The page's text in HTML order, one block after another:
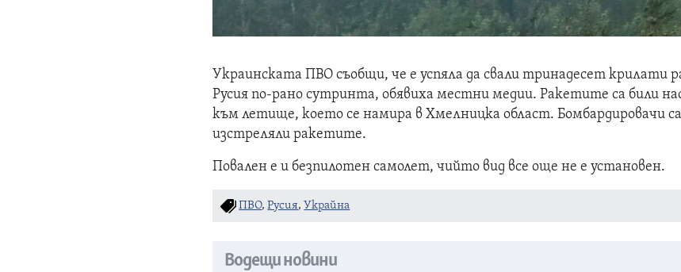
Украинската ПВО съобщи, че е успяла да свали тринадесет крилати
Русия по-рано сутринта, обявиха местни медии. Ракетите са били
към летище, което се намира в Хмелницка област. Бомбардировачи са
изстреляли ракетите.
Повален е и безпилотен самолет, чийто вид все още не е установен.
ПВО,Русия, Украйна
Водещи новини